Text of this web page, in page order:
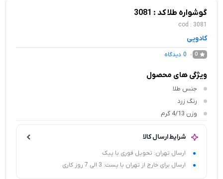
گوشواره طلا کد : 3081
cod : 3081
کادویی
0
0 دیدگاه
ویژگی های محصول
جنس طلا
رنگ زرد
وزن 4/13 گرم
شرایط ارسال کالا
ارسال تهران: تحویل فوری با پیک
ارسال برای خارج از تهران با پست: 3 الی 7 روز کاری